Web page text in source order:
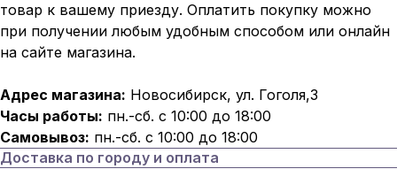
товар к вашему приезду. Оплатить покупку можно
при получении любым удобным способом или онлайн
на сайте магазина.
Адрес магазина: Новосибирск, ул. Гоголя,3
Часы работы: пн.-сб. с 10:00 до 18:00
Самовывоз: пн.-сб. с 10:00 до 18:00
Доставка по городу и оплата